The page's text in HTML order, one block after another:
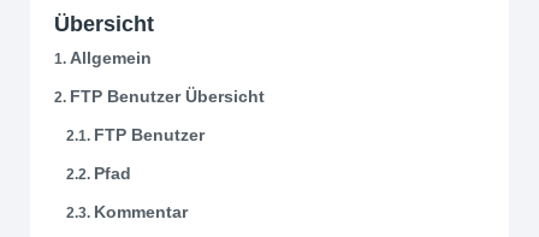
Übersicht
Allgemein
FTP Benutzer Übersicht
FTP Benutzer
Pfad
Kommentar